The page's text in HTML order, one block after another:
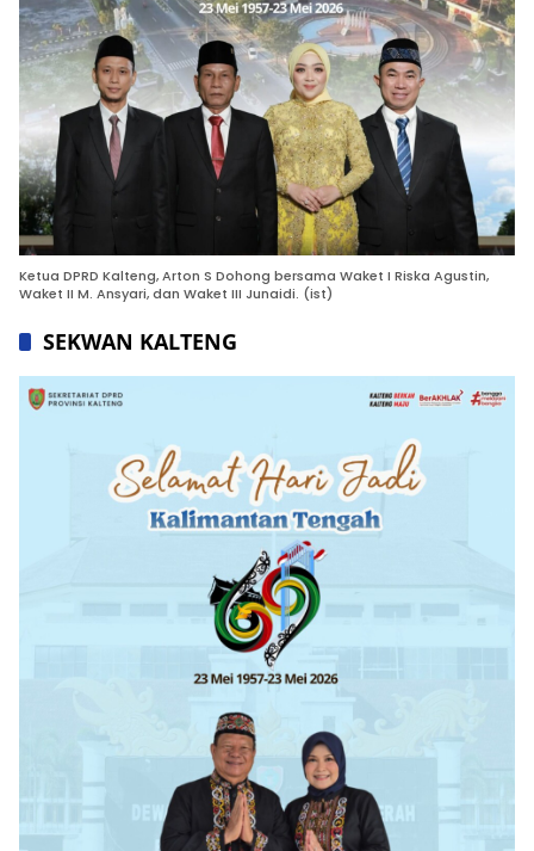
Ketua DPRD Kalteng, Arton S Dohong bersama Waket I Riska Agustin,
Waket II M. Ansyari, dan Waket III Junaidi. (ist)
SEKWAN KALTENG